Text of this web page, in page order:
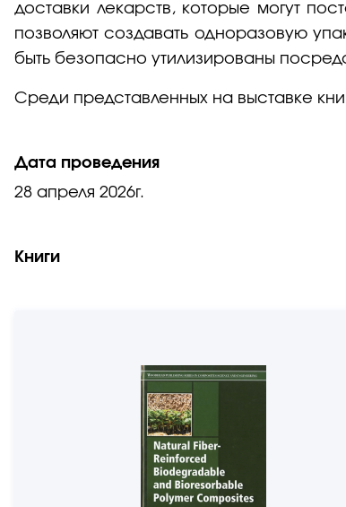
доставки лекарств, которые могут
позволяют создавать одноразовую
быть безопасно утилизированы
Среди представленных на выставке
Дата проведения
28 апреля 2026г.
Книги